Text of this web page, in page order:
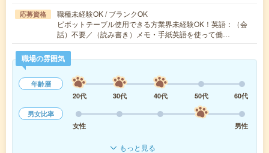
応募資格
職種未経験OK / ブランクOK
ピボットテーブル使用できる方業界未経験OK！英語：（会
話）不要／（読み書き）メモ・手紙英語を使って働…
職場の雰囲気
年齢層
20代
30代 40代 50代
60代
男女比率
女性
男性
もっと見る